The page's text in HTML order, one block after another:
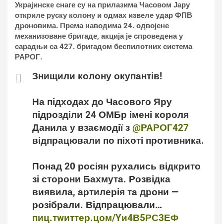
Украјинске снаге су на прилазима Часовом Јару
откриле руску колону и одмах извеле удар ФПВ
дроновима. Према наводима 24. одвојене
механизоване бригаде, акција је спроведена у
сарадњи са 427. бригадом беспилотних система
РАРОГ.
Знищили колону окупантів!
На підходах до Часового Яру
підрозділи 24 ОМБр імені короля
Данила у взаємодії з @РАРОГ427
відпрацювали по піхоті противника.
Понад 20 росіян рухались відкрито
зі сторони Бахмута. Розвідка
виявила, артилерія та дрони —
розібрали. Відпрацювали…
пиц.тwиттер.цом/Yи4В5РС3ЕФ